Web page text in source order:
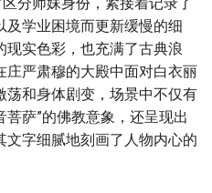
学业困境而更新缓慢的细
实色彩，也充满了古典浪
庄严肃穆的大殿中面对白衣丽
荡和身体剧变，场景中不仅有
菩萨”的佛教意象，还呈现出
字细腻地刻画了人物内心的